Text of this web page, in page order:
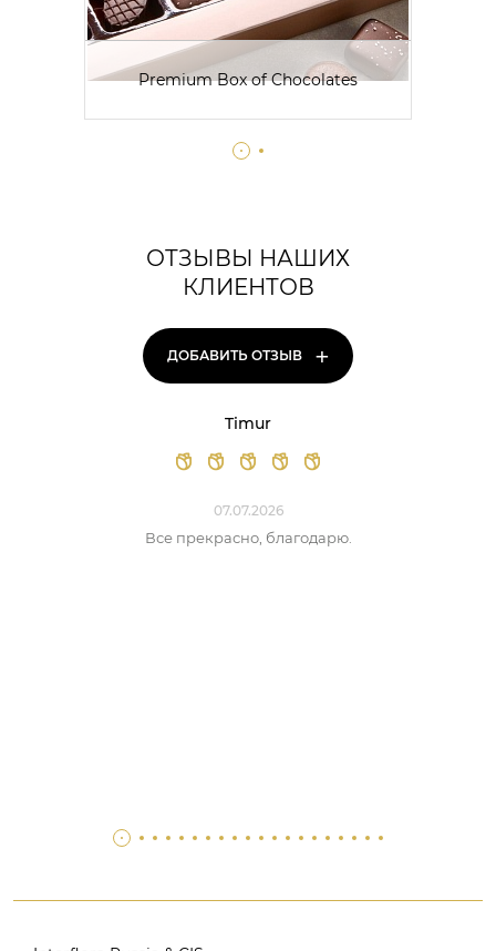
Premium Box of Chocolates
ОТЗЫВЫ НАШИХ
КЛИЕНТОВ
ДОБАВИТЬ ОТЗЫВ +
Timur
07.07.2026
Все прекрасно, благодарю.